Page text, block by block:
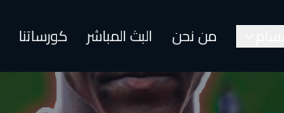
من نحن البث المباشر كورساتنا